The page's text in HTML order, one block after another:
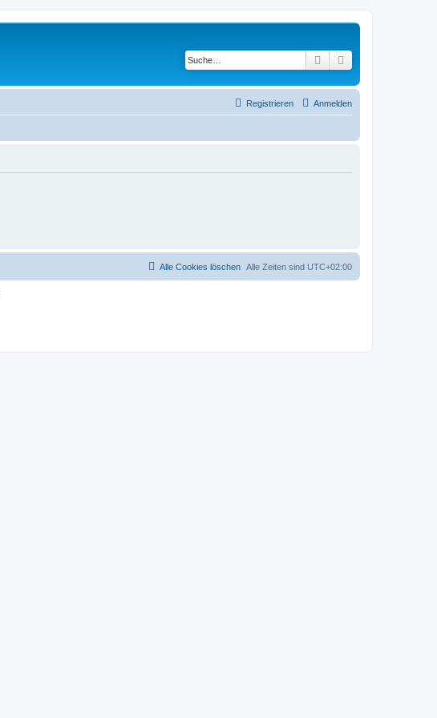
Suche
Anmelden
Registrieren
Alle Zeiten sind UTC+02:00
Alle Cookies löschen